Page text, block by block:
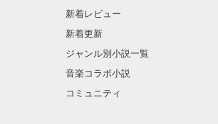
新着レビュー
新着更新
ジャンル別小説一覧
音楽コラボ小説
コミュニティ